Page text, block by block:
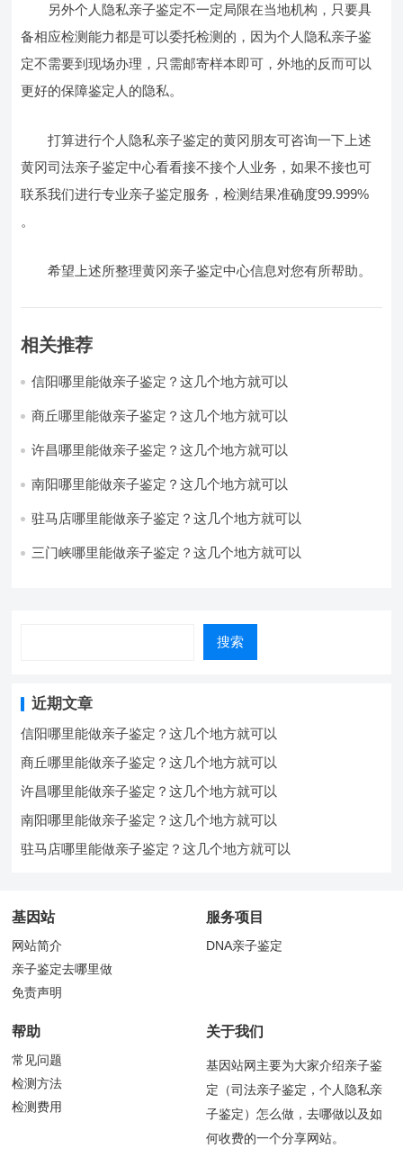
另外个人隐私亲子鉴定不一定局限在当地机构，只要具
备相应检测能力都是可以委托检测的，因为个人隐私亲子鉴
定不需要到现场办理，只需邮寄样本即可，外地的反而可以
更好的保障鉴定人的隐私。
打算进行个人隐私亲子鉴定的黄冈朋友可咨询一下上述
黄冈司法亲子鉴定中心看看接不接个人业务，如果不接也可
联系我们进行专业亲子鉴定服务，检测结果准确度99.999%
。
希望上述所整理黄冈亲子鉴定中心信息对您有所帮助。
相关推荐
信阳哪里能做亲子鉴定？这几个地方就可以
商丘哪里能做亲子鉴定？这几个地方就可以
许昌哪里能做亲子鉴定？这几个地方就可以
南阳哪里能做亲子鉴定？这几个地方就可以
驻马店哪里能做亲子鉴定？这几个地方就可以
三门峡哪里能做亲子鉴定？这几个地方就可以
搜索
近期文章
信阳哪里能做亲子鉴定？这几个地方就可以
商丘哪里能做亲子鉴定？这几个地方就可以
许昌哪里能做亲子鉴定？这几个地方就可以
南阳哪里能做亲子鉴定？这几个地方就可以
驻马店哪里能做亲子鉴定？这几个地方就可以
基因站
网站简介
亲子鉴定去哪里做
免责声明
服务项目
DNA亲子鉴定
帮助
常见问题
检测方法
检测费用
关于我们
基因站网主要为大家介绍亲子鉴
定（司法亲子鉴定，个人隐私亲
子鉴定）怎么做，去哪做以及如
何收费的一个分享网站。